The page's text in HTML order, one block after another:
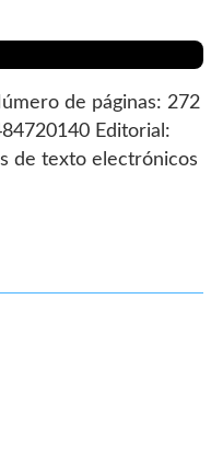
de páginas: 272
Editorial:
de texto electrónicos